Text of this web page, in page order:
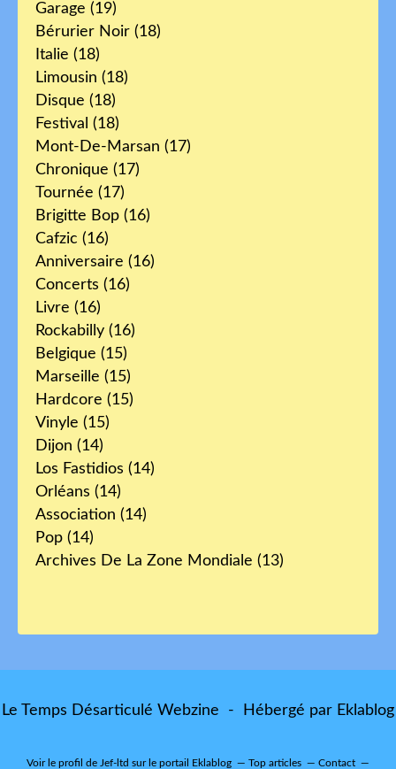
Garage (19)
Bérurier Noir (18)
Italie (18)
Limousin (18)
Disque (18)
Festival (18)
Mont-De-Marsan (17)
Chronique (17)
Tournée (17)
Brigitte Bop (16)
Cafzic (16)
Anniversaire (16)
Concerts (16)
Livre (16)
Rockabilly (16)
Belgique (15)
Marseille (15)
Hardcore (15)
Vinyle (15)
Dijon (14)
Los Fastidios (14)
Orléans (14)
Association (14)
Pop (14)
Archives De La Zone Mondiale (13)
Le Temps Désarticulé Webzine - Hébergé par Eklablog
Voir le profil de Jef-ltd sur le portail Eklablog Top articles Contact